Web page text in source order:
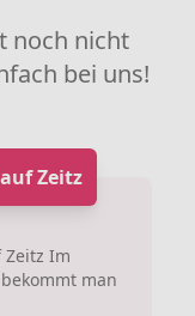
noch nicht
bei uns!
Zeitz
Zeitz Im
man